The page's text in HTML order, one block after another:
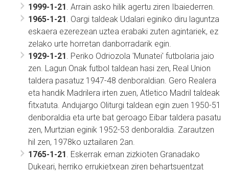
1999-1-21 . Arrain asko hilik agertu ziren Ibaiederren.
1965-1-21 . Oargi taldeak Udalari eginiko diru laguntza
eskaera ezerezean uztea erabaki zuten agintariek, ez
zelako urte horretan danborradarik egin.
1929-1-21 . Periko Odriozola 'Munatei' futbolaria jaio
zen. Lagun Onak futbol taldean hasi zen, Real Union
taldera pasatuz 1947-48 denboraldian. Gero Realera
eta handik Madrilera irten zuen, Atletico Madril taldeak
fitxatuta. Andujargo Oliturgi taldean egin zuen 1950-51
denboraldia eta urte bat geroago Eibar taldera pasatu
zen, Murtzian eginik 1952-53 denboraldia. Zarautzen
hil zen, 1978ko uztailaren 2an.
1765-1-21 . Eskerrak eman zizkioten Granadako
Dukeari, herriko errukietxean ziren behartsuentzat